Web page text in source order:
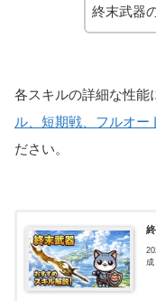
終末武器
各スキルの詳細な性能
ル、短期戦、フルオー
ださい。